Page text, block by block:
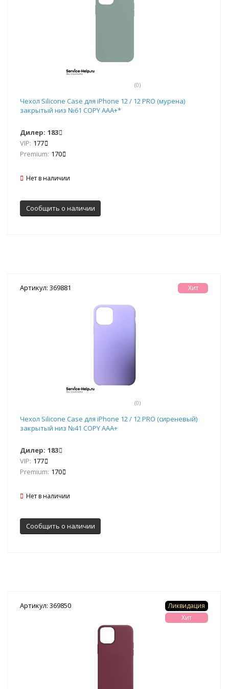
(0)
Чехол Silicone Case для iPhone 12 / 12 PRO (мурена)
закрытый низ №61 COPY AAA+*
Дилер: 183
VIP: 177
Premium: 170
Нет в наличии
Сообщить о наличии
Артикул: 369881
(0)
Хит
Чехол Silicone Case для iPhone 12 / 12 PRO (сиреневый)
закрытый низ №41 COPY AAA+
Дилер: 183
VIP: 177
Premium: 170
Нет в наличии
Сообщить о наличии
Артикул: 369850
Ликвидация
Хит